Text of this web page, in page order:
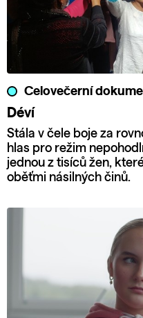
Celovečerní
Déví
Stála v čele boje za
hlas pro režim
jednou z tisíců žen,
oběťmi násilných činů.